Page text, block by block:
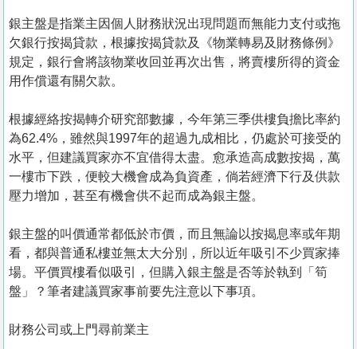
們
銀主盤是指業主因個人財務狀況出現問題而無能力支付或拖
欠銀行按揭貸款，根據按揭貸款及《物業轉易及財務條例》
規定，銀行會將該物業收回並再次出售，將賣樓所得的資金
用作償還有關欠款。
根據經絡按揭轉介研究部數據，今年第三季供樓負擔比率約
為62.4%，雖然與1997年的超過九成相比，仍處於可接受的
水平，但建議買家亦不宜借得太盡。愈承造高成數按揭，萬
一樓市下跌，便較大機會成為負資產，倘若經濟下行及供款
壓力增加，甚至有機會供不起而成為銀主盤。
銀主盤的叫價通常都低於市價，而且無論以按揭息率或年期
看，都與普通私樓並無太大分別，所以近年吸引不少買家捧
場。平價買樓看似吸引，但購入銀主盤是否等於執到「筍
盤」？筆者建議買家事前要先注意以下事項。
財務公司或上門尋前業主